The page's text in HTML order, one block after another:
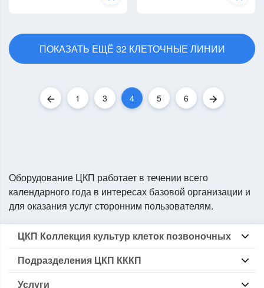
ПОКАЗАТЬ ЕЩЁ 32 КЛЕТОЧНЫЕ ЛИНИИ
Назад 1 3 4 5 6 Вперед
Оборудование ЦКП работает в течении всего
календарного года в интересах базовой организации и
для оказания услуг сторонним пользователям.
ЦКП Коллекция культур клеток позвоночных
Информация о ЦКП КККП
Локальные нормативные
Перечень оборудования
Основные направления исследований
Подразделения ЦКП КККП
Группа БКККП
Группа Криокомплекс
Услуги